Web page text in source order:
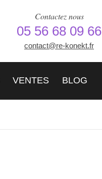
Contactez nous
05 56 68 09 66
contact@re-konekt.fr
VENTES BLOG